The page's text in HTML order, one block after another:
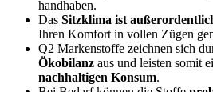
handhaben.
Das Sitzklima ist
Ihren Komfort in vollen Zügen
Q2 Markenstoffe zeichnen sich
Ökobilanz aus und leisten somit
nachhaltigen Konsum.